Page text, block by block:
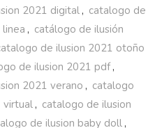
2021 digital, catalogo de
, catálogo de ilusión
de ilusion 2021 otoño
de ilusion 2021 pdf,
2021 verano , catalogo
virtual, catalogo de ilusion
de ilusion baby doll ,